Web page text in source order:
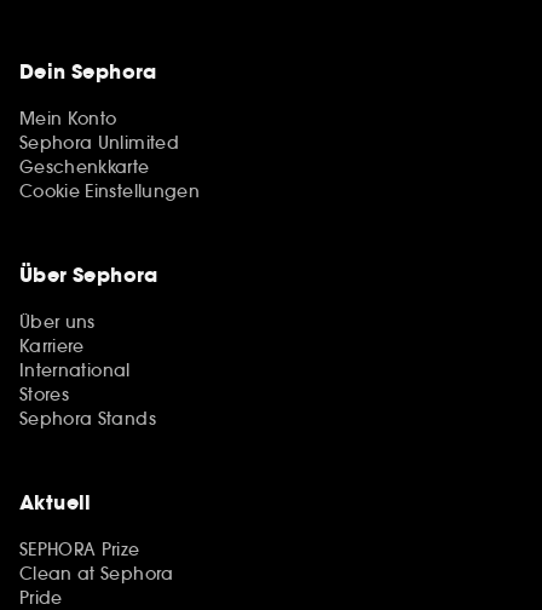
Dein Sephora
Mein Konto
Sephora Unlimited
Geschenkkarte
Cookie Einstellungen
Über Sephora
Über uns
Karriere
International
Stores
Sephora Stands
Aktuell
SEPHORA Prize
Clean at Sephora
Pride